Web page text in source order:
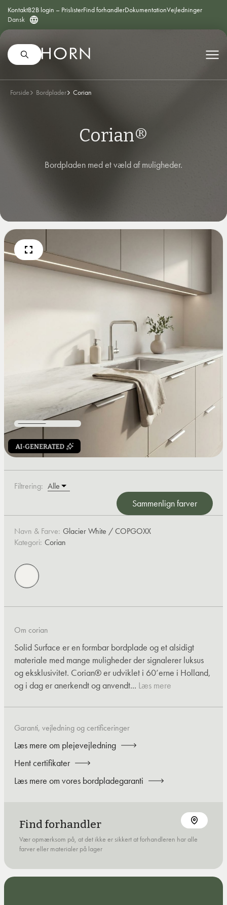
KontaktB2B login – PrislisterFind forhandlerDokumentationVejledninger
Dansk
Forside Bordplader Corian
Corian®
Bordpladen med et væld af muligheder.
Filtrering:
Navn & Farve: Glacier White / COPGOXX
Kategori: Corian
Sammenlign farver
Om corian
Solid Surface er en formbar bordplade og et alsidigt
materiale med mange muligheder der signalerer luksus
og eksklusivitet. Corian® er udviklet i 60’erne i Holland,
og i dag er anerkendt og anvendt... Læs mere
Garanti, vejledning og certificeringer
Læs mere om plejevejledning
Hent certifikater
Læs mere om vores bordpladegaranti
Find forhandler
Vær opmærksom på, at det ikke er sikkert at forhandleren har alle
farver eller materialer på lager